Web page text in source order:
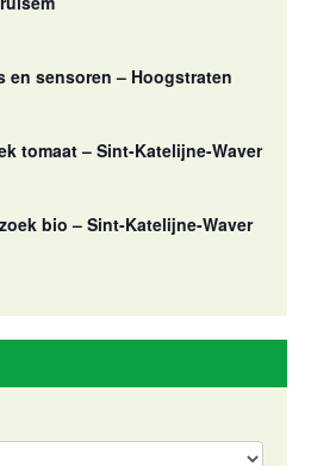
en sensoren – Hoogstraten
tomaat – Sint-Katelijne-Waver
bio – Sint-Katelijne-Waver